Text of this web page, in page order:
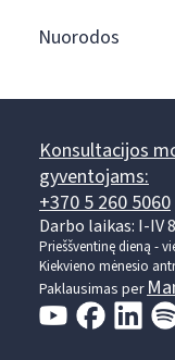
Nuorodos
Konsultacijos
gyventojams:
+370 5 260 5060
Darbo laikas: I-IV
Prieššventinę dieną -
Kiekvieno mėnesio
Paklausimas per